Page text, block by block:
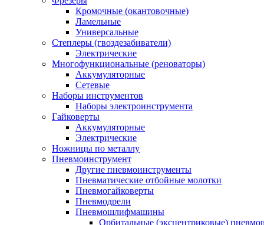
Кромочные (окантовочные)
Ламельные
Универсальные
Степлеры (гвоздезабиватели)
Электрические
Многофункциональные (реноваторы)
Аккумуляторные
Сетевые
Наборы инструментов
Наборы электроинструмента
Гайковерты
Аккумуляторные
Электрические
Ножницы по металлу
Пневмоинструмент
Другие пневмоинструменты
Пневматические отбойные молотки
Пневмогайковерты
Пневмодрели
Пневмошлифмашины
Орбитальные (эксцентриковые)